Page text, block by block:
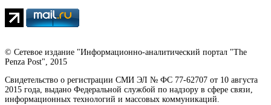
© Сетевое издание "Информационно-аналитический портал "The
Penza Post", 2015
Свидетельство о регистрации СМИ ЭЛ № ФС 77-62707 от 10 августа
2015 года, выдано Федеральной службой по надзору в сфере связи,
информационных технологий и массовых коммуникаций.